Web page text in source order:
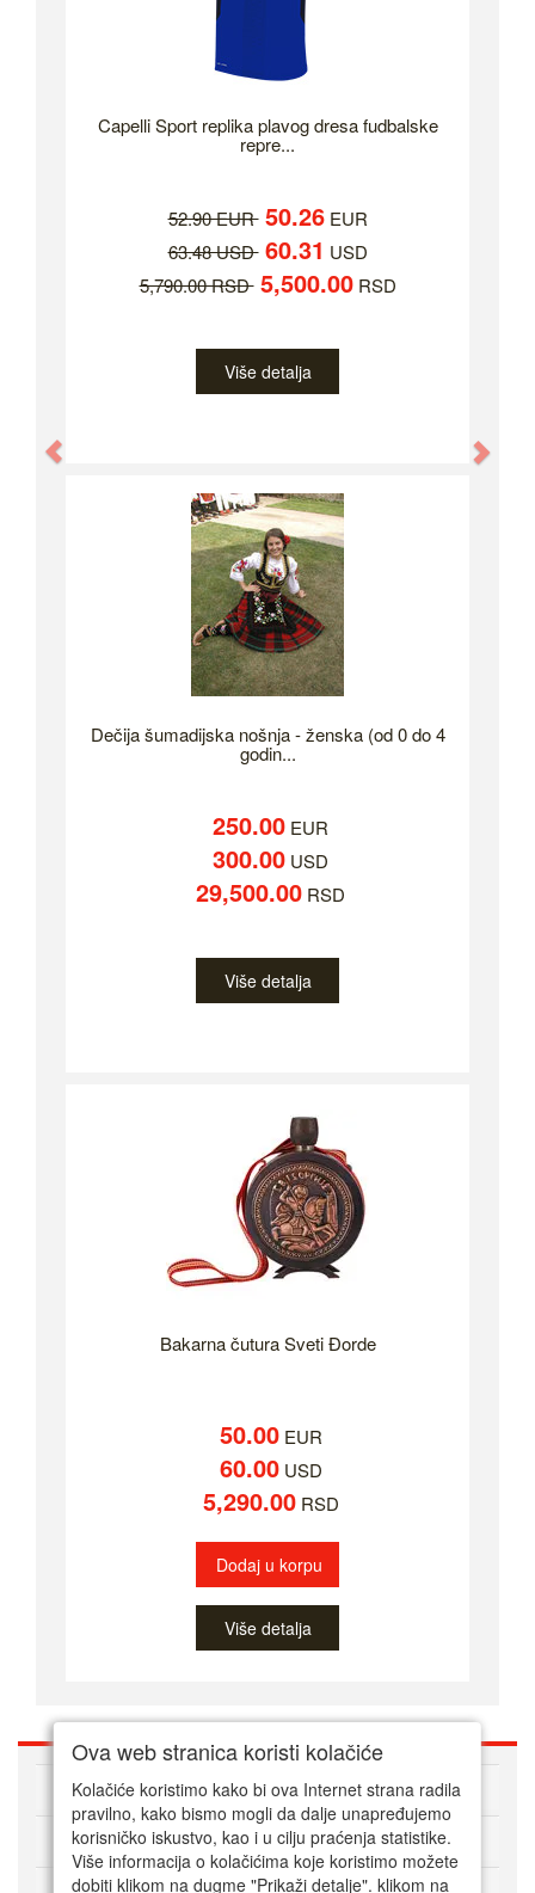
Capelli Sport replika plavog dresa fudbalske
repre...
52.90 EUR 50.26EUR
63.48 USD 60.31 USD
5,790.00 RSD 5,500.00RSD
Više detalja
Dečija šumadijska nošnja - ženska (od 0 do 4
godin...
250.00 EUR
300.00 USD
29,500.00 RSD
Više detalja
Bakarna čutura Sveti Đorde
50.00EUR
60.00USD
5,290.00RSD
Dodaj u korpu
Više detalja
O nama
Kako kupovati online
Ova web stranica koristi kolačiće
Kolačiće koristimo kako bi ova Internet strana radila
pravilno, kako bismo mogli da dalje unapređujemo
korisničko iskustvo, kao i u cilju praćenja statistike.
Više informacija o kolačićima koje koristimo možete
dobiti klikom na dugme "Prikaži detalje". klikom na